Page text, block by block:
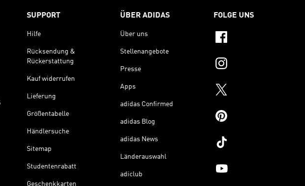
SUPPORT
Hilfe
Rücksendung &
Rückerstattung
Kauf widerrufen
Lieferung
Größentabelle
Händlersuche
Sitemap
Studentenrabatt
Geschenkkarten
ÜBER ADIDAS
Über uns
Stellenangebote
Presse
Apps
adidas Confirmed
adidas Blog
adidas News
Länderauswahl
adiclub
FOLGE UNS